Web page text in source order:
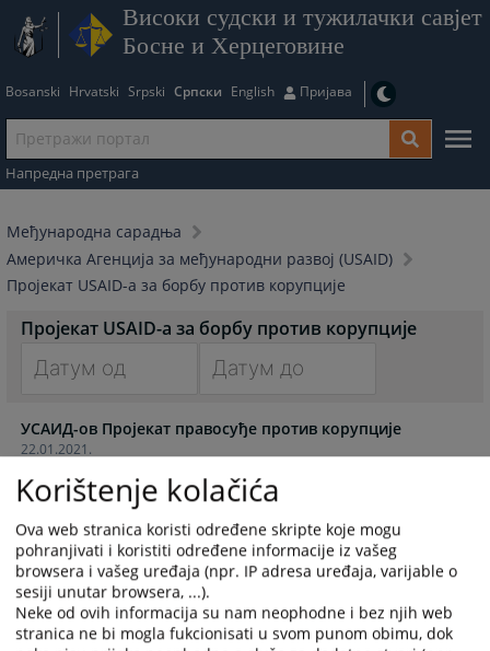
Високи судски и тужилачки савјет
Босне и Херцеговине
Bosanski Hrvatski Srpski Српски English Пријава
Напредна претрага
Међународна сарадња
Америчка Агенција за међународни развој (USAID)
Пројекат USAID-а за борбу против корупције
Пројекат USAID-а за борбу против корупције
forward
to
interact
with
the
calendar
and
select
a
date.
forward
to
interact
with
the
calendar
and
select
a
date.
22.01.2021.
УСАИД-ов Пројекат правосуђе против корупције
Korištenje kolačića
Ova web stranica koristi određene skripte koje mogu
pohranjivati i koristiti određene informacije iz vašeg
browsera i vašeg uređaja (npr. IP adresa uređaja, varijable o
sesiji unutar browsera, ...).
Neke od ovih informacija su nam neophodne i bez njih web
stranica ne bi mogla fukcionisati u svom punom obimu, dok